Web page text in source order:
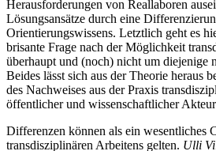
Herausforderungen von Reallaboren
Lösungsansätze durch eine
Orientierungswissens. Letztlich geht es
brisante Frage nach der Möglichkeit
überhaupt und (noch) nicht um diejenige
Beides lässt sich aus der Theorie heraus
des Nachweises aus der Praxis
öffentlicher und wissenschaftlicher
Differenzen können als ein wesentliches
transdisziplinären Arbeitens gelten. Ulli